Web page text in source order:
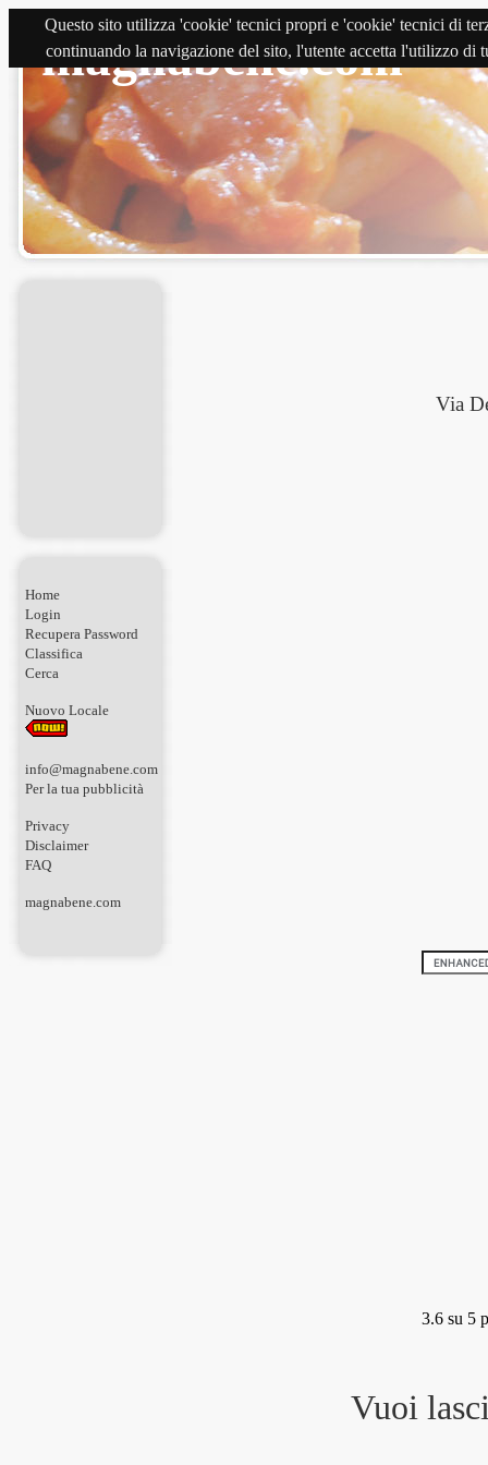
Questo sito utilizza 'cookie' tecnici propri e 'cookie' tecnici di
continuando la navigazione del sito, l'utente accetta l'utilizzo
magnabene.com
Home
Login
Recupera Password
Classifica
Cerca
Nuovo Locale
info@magnabene.com
Per la tua pubblicità
Privacy
Disclaimer
FAQ
magnabene.com
Via
3.6 su 5
Vuoi